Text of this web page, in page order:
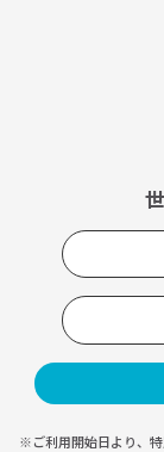
※ご利用開始日より、